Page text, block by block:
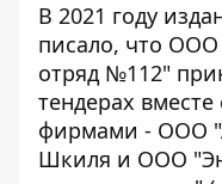
В 2021 году
писало, что ООО
отряд №112"
тендерах
фирмами - ООО
Шкиля и ООО